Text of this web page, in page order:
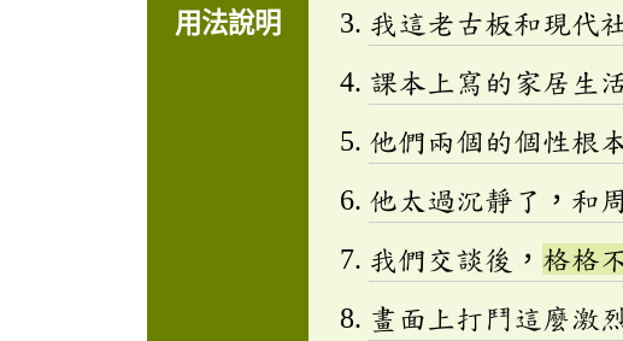
用法說明
我這老古板和現代
課本上寫的家居生
他們兩個的個性根
他太過沉靜了，和
我們交談後， 格格
畫面上打鬥這麼激